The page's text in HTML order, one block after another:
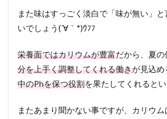
また味はすっごく淡白で「味が無い」
いでしょう(´∀｀*)ｳﾌﾌ
栄養面ではカリウムが豊富だから、夏の
分を上手く調整してくれる働きが見込め
中のPhを保つ役割を果たしてくれるとい
またあまり聞かない事ですが、カリウム